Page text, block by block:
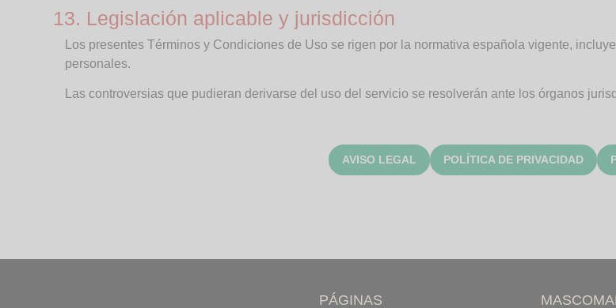
13. Legislación aplicable y jurisdicción
Los presentes Términos y Condiciones de Uso se rigen por la normativa española vigente,
personales.
Las controversias que pudieran derivarse del uso del servicio se resolverán ante los órganos
AVISO LEGAL POLÍTICA DE PRIVACIDAD
PÁGINAS